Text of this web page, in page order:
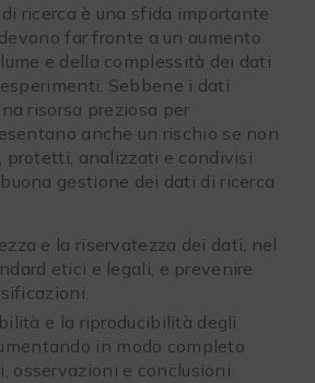
ricerca è una sfida importante
far fronte a un aumento
e della complessità dei dati
Sebbene i dati
risorsa preziosa per
anche un rischio se non
protetti, analizzati e condivisi
gestione dei dati di ricerca
e la riservatezza dei dati, nel
etici e legali, e prevenire
e la riproducibilità degli
in modo completo
osservazioni e conclusioni.